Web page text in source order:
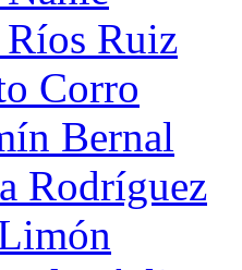
Ruiz
Corro
Bernal
Rodríguez